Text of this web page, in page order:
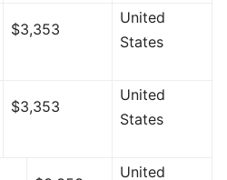
$3,353
United
States
$3,353
United
States
United